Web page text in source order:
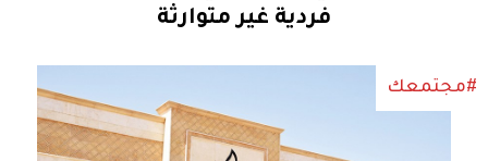
فردية غير متوارثة
#مجتمعك